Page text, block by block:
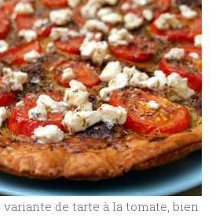
de tarte à la tomate, bien